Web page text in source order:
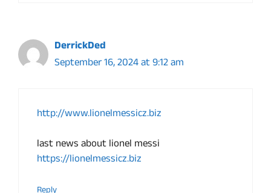
DerrickDed
September 16, 2024 at 9:12 am
http://www.lionelmessicz.biz
last news about lionel messi
https://lionelmessicz.biz